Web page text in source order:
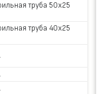
труба 50х25
труба 40х25